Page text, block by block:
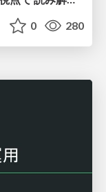
0 280